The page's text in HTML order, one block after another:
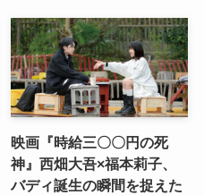
映画『時給三〇〇円の死
神』西畑大吾×福本莉子、
バディ誕生の瞬間を捉えた